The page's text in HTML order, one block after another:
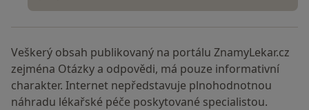
Veškerý obsah publikovaný na portálu ZnamyLekar.cz
zejména Otázky a odpovědi, má pouze informativní
charakter. Internet nepředstavuje plnohodnotnou
náhradu lékařské péče poskytované specialistou.